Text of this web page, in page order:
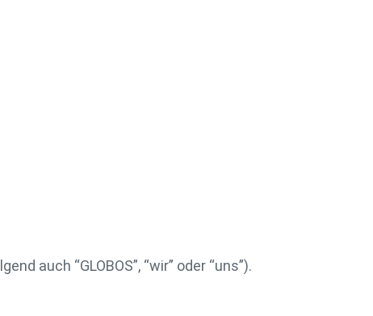
auch “GLOBOS”, “wir” oder “uns”).